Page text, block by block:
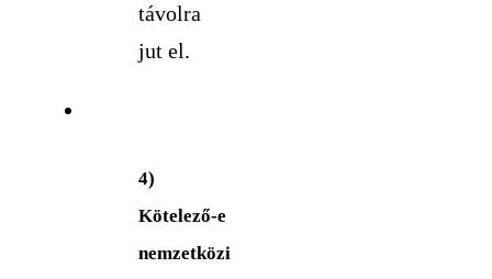
távolra
jut el.
4)
Kötelező-e
nemzetközi